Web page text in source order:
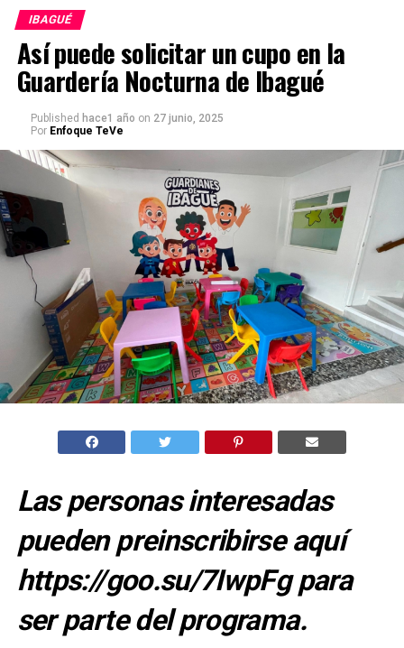
IBAGUÉ
Así puede solicitar un cupo en la
Guardería Nocturna de Ibagué
Published hace1 año on 27 junio, 2025
Por Enfoque TeVe
Las personas interesadas
pueden preinscribirse aquí
https://goo.su/7IwpFg para
ser parte del programa.